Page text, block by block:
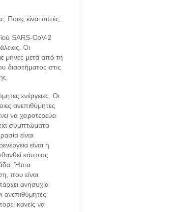
Ποιες είναι αυτές;
SARS-CoV-2
Οι
μήνες μετά από τη
διαστήματος στις
ενέργειες. Οι
ανεπιθύμητες
να χειροτερεύει
συμπτώματα
είναι
είναι η
κάποιος
Ήπια
που είναι
ανησυχία
ανεπιθύμητες
κανείς να